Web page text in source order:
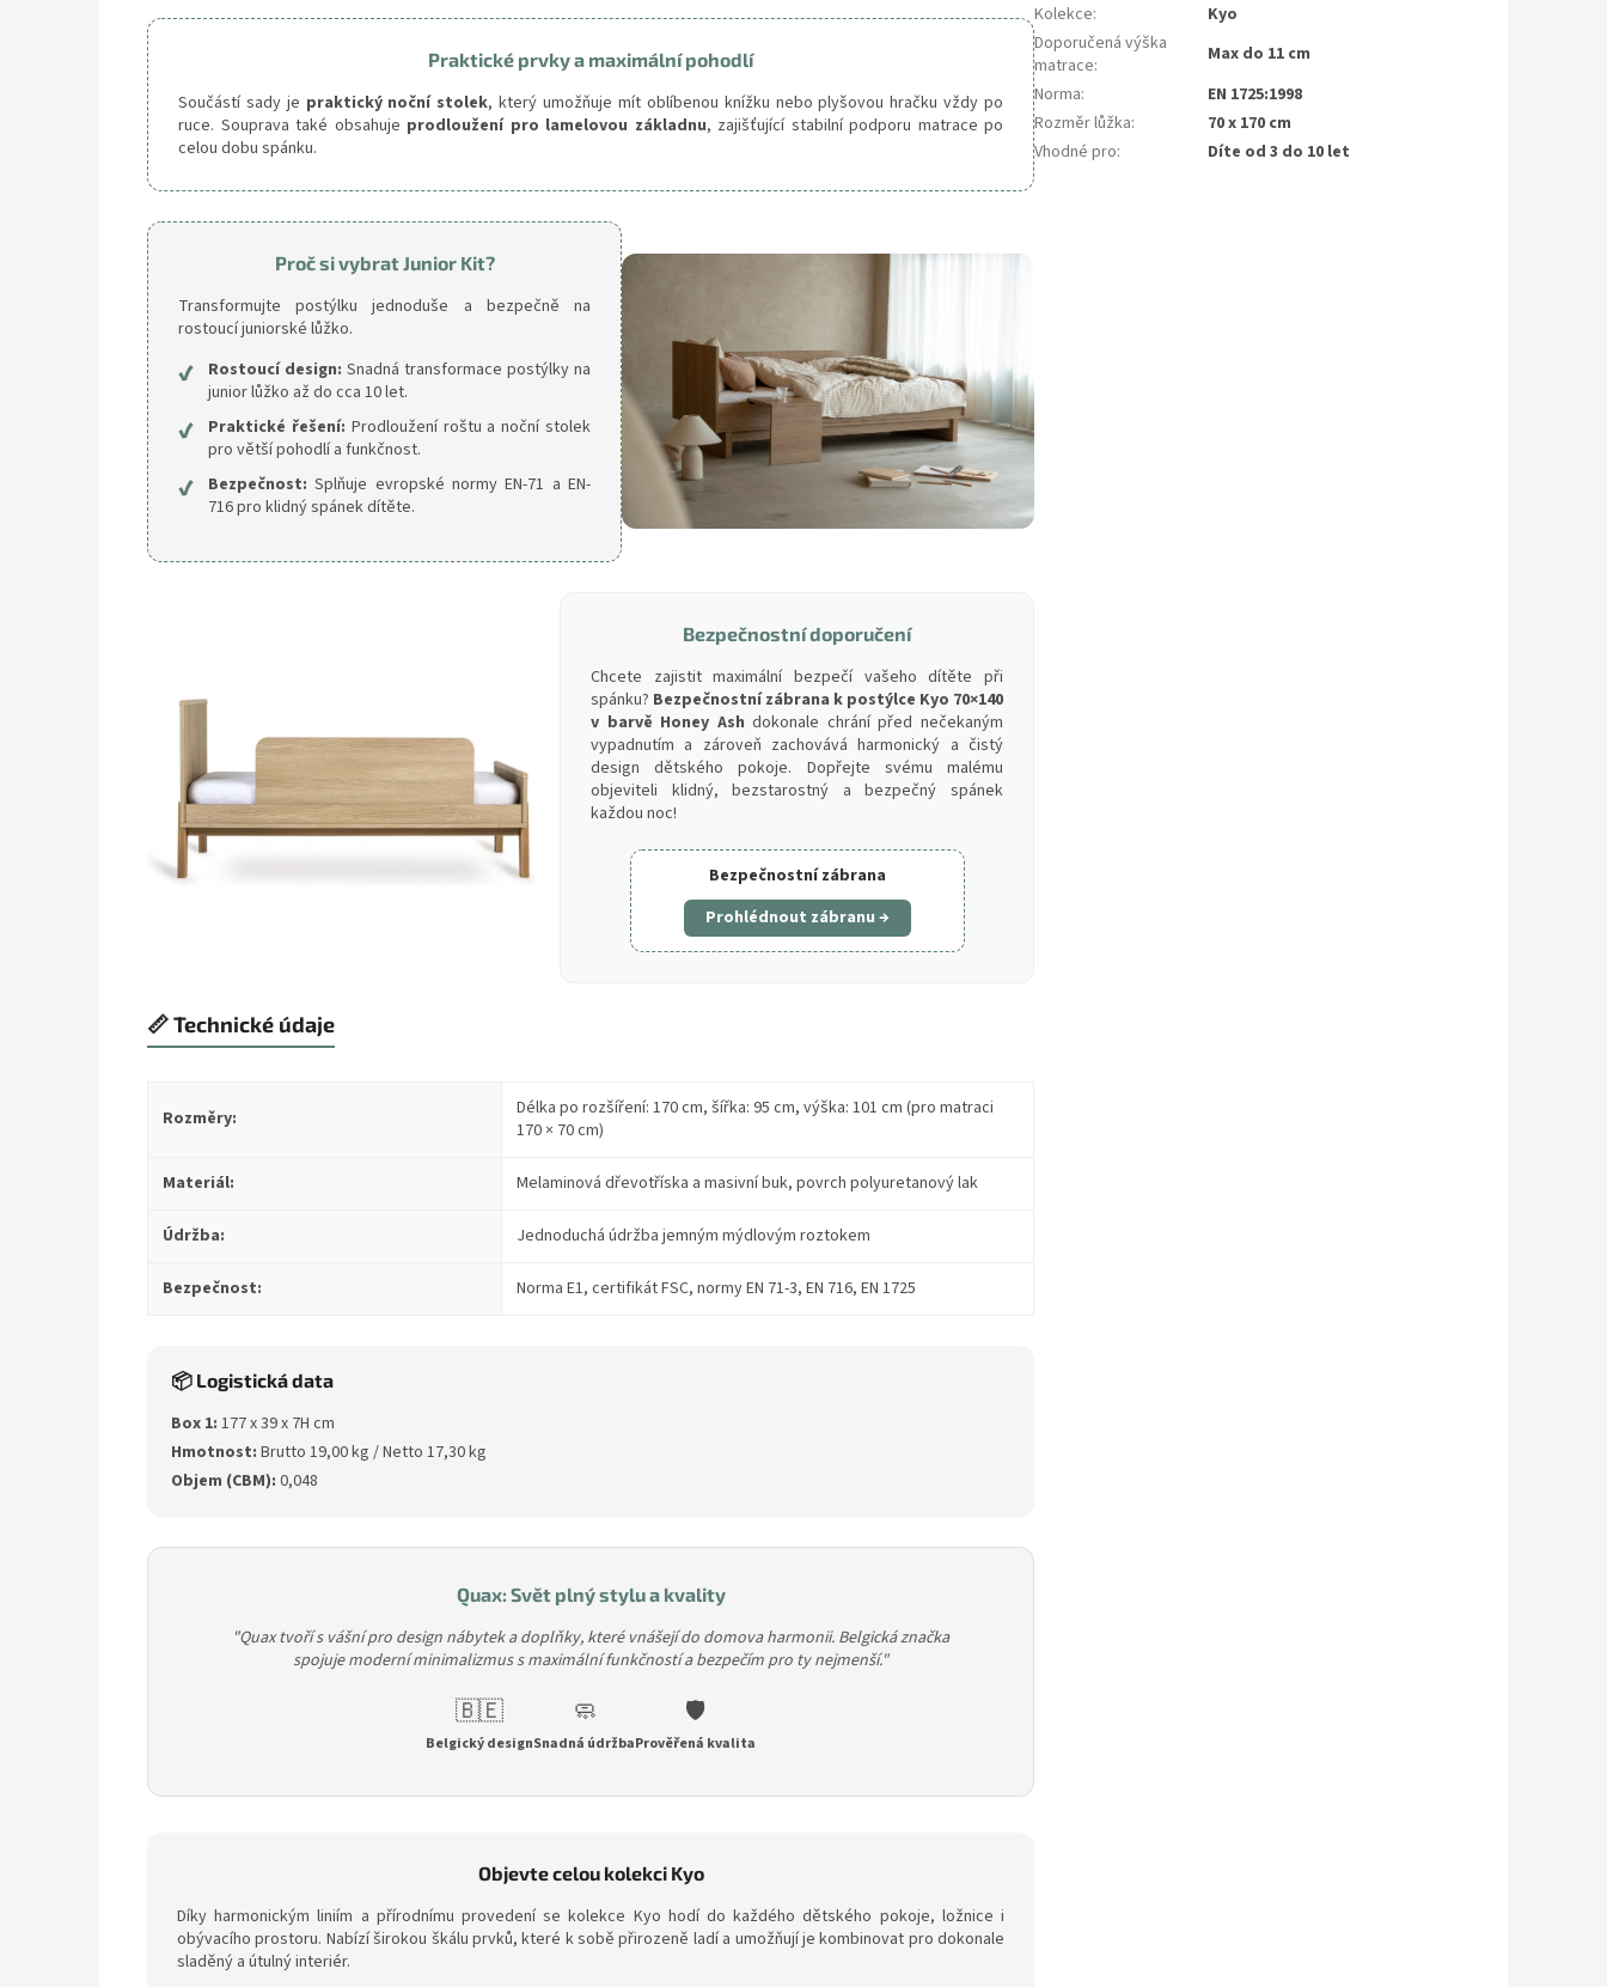
Praktické prvky a maximální pohodlí
Součástí sady je praktický noční stolek, který umožňuje mít oblíbenou knížku nebo plyšovou hračku vždy po
ruce. Souprava také obsahuje prodloužení pro lamelovou základnu, zajišťující stabilní podporu matrace po
celou dobu spánku.
Proč si vybrat Junior Kit?
Transformujte postýlku jednoduše a bezpečně na
rostoucí juniorské lůžko.
✔ Rostoucí design: Snadná transformace postýlky na
junior lůžko až do cca 10 let.
✔ Praktické řešení: Prodloužení roštu a noční stolek
pro větší pohodlí a funkčnost.
✔ Bezpečnost: Splňuje evropské normy EN-71 a EN-
716 pro klidný spánek dítěte.
Bezpečnostní doporučení
Chcete zajistit maximální bezpečí vašeho dítěte při
spánku? Bezpečnostní zábrana k postýlce Kyo 70×140
v barvě Honey Ash dokonale chrání před nečekaným
vypadnutím a zároveň zachovává harmonický a čistý
design dětského pokoje. Dopřejte svému malému
objeviteli klidný, bezstarostný a bezpečný spánek
každou noc!
Bezpečnostní zábrana
Prohlédnout zábranu →
📏 Technické údaje
Rozměry:
Délka po rozšíření: 170 cm, šířka: 95 cm, výška: 101 cm (pro matraci
170 × 70 cm)
Materiál: Melaminová dřevotříska a masivní buk, povrch polyuretanový lak
Údržba: Jednoduchá údržba jemným mýdlovým roztokem
Bezpečnost: Norma E1, certifikát FSC, normy EN 71-3, EN 716, EN 1725
📦 Logistická data
Box 1: 177 x 39 x 7H cm
Hmotnost: Brutto 19,00 kg / Netto 17,30 kg
Objem (CBM): 0,048
Quax: Svět plný stylu a kvality
"Quax tvoří s vášní pro design nábytek a doplňky, které vnášejí do domova harmonii. Belgická značka
spojuje moderní minimalizmus s maximální funkčností a bezpečím pro ty nejmenší."
🇧🇪
Belgický design
🧼
Snadná údržba
🛡️
Prověřená kvalita
Objevte celou kolekci Kyo
Díky harmonickým liniím a přírodnímu provedení se kolekce Kyo hodí do každého dětského pokoje, ložnice i
obývacího prostoru. Nabízí širokou škálu prvků, které k sobě přirozeně ladí a umožňují je kombinovat pro dokonale
sladěný a útulný interiér.
Kolekce:
Kyo
Doporučená výška
matrace:
Max do 11 cm
Norma:
EN 1725:1998
Rozměr lůžka:
70 x 170 cm
Vhodné pro: Díte od 3 do 10 let